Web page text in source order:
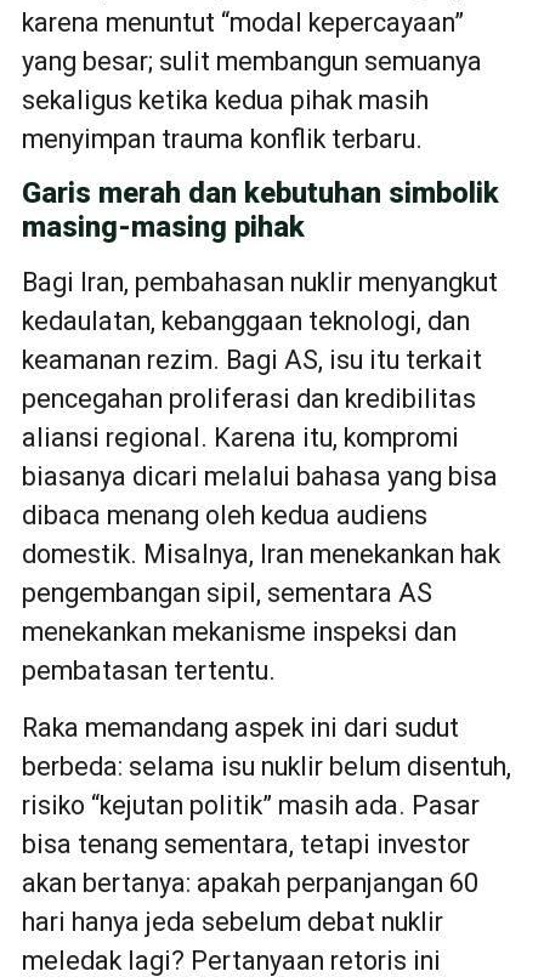
karena menuntut “modal kepercayaan”
yang besar; sulit membangun semuanya
sekaligus ketika kedua pihak masih
menyimpan trauma konflik terbaru.
Garis merah dan kebutuhan simbolik
masing-masing pihak
Bagi Iran, pembahasan nuklir menyangkut
kedaulatan, kebanggaan teknologi, dan
keamanan rezim. Bagi AS, isu itu terkait
pencegahan proliferasi dan kredibilitas
aliansi regional. Karena itu, kompromi
biasanya dicari melalui bahasa yang bisa
dibaca menang oleh kedua audiens
domestik. Misalnya, Iran menekankan hak
pengembangan sipil, sementara AS
menekankan mekanisme inspeksi dan
pembatasan tertentu.
Raka memandang aspek ini dari sudut
berbeda: selama isu nuklir belum disentuh,
risiko “kejutan politik” masih ada. Pasar
bisa tenang sementara, tetapi investor
akan bertanya: apakah perpanjangan 60
hari hanya jeda sebelum debat nuklir
meledak lagi? Pertanyaan retoris ini